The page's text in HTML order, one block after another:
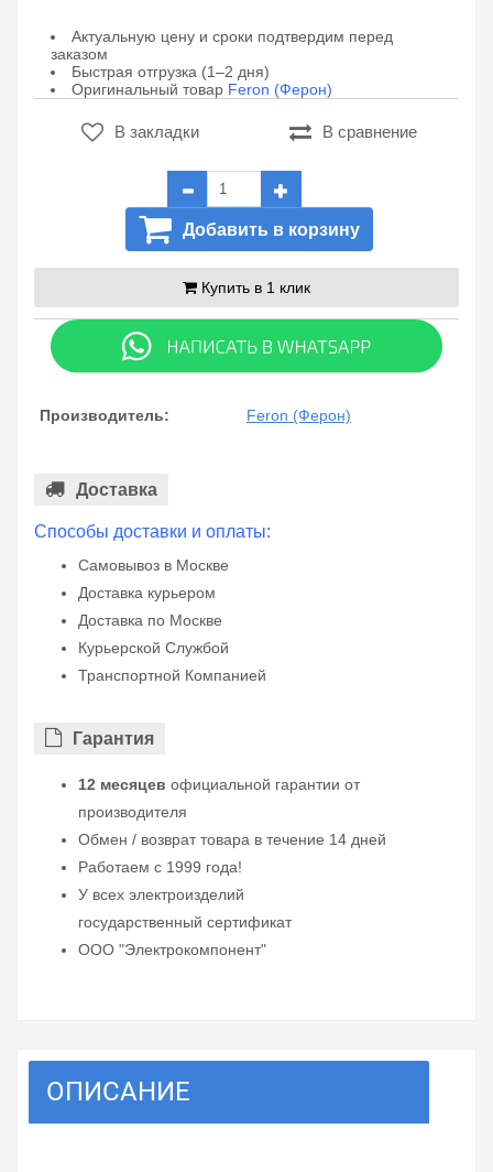
Актуальную цену и сроки подтвердим перед
заказом
Быстрая отгрузка (1–2 дня)
Оригинальный товар Feron (Ферон)
В закладки В сравнение
Добавить в корзину
Купить в 1 клик
Производитель: Feron (Ферон)
Доставка
Способы доставки и оплаты:
Самовывоз в Москве
Доставка курьером
Доставка по Москве
Курьерской Службой
Транспортной Компанией
Гарантия
12 месяцев официальной гарантии от
производителя
Обмен / возврат товара в течение 14 дней
Работаем с 1999 года!
У всех электроизделий
государственный сертификат
ООО "Электрокомпонент"
ОПИСАНИЕ